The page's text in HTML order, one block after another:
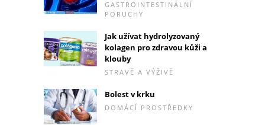
GASTROINTESTINÁLNÍ
PORUCHY
Jak užívat hydrolyzovaný
kolagen pro zdravou kůži a
klouby
STRAVĚ A VÝŽIVĚ
Bolest v krku
DOMÁCÍ PROSTŘEDKY